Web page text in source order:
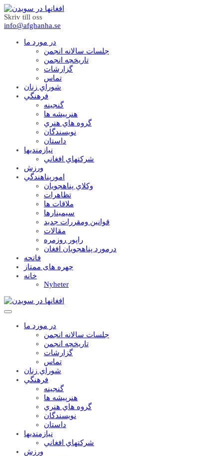
Skriv till oss
info@afghanha.se
در مورد ما
جلسات سالانه انجمن
تاریخچه انجمن
گزارشات
تماس
شوراي زنان
فرهنگي
گنجينه
هنرپيشه ها
گروه هاي هنري
نويسندگان
داستان
نيازمنديها
شرکتهاي افغاني
ورزش
امورپناهندگي
وکلاي پناهجويان
تظاهرات
ملاقات ها
سيمينارها
قوانين ومقررات جديد
مقالات
راپور روزمره
درمورد پناهجويان افغان
فاتحه
چهره های ممتاز
خانه
Nyheter
در مورد ما
جلسات سالانه انجمن
تاریخچه انجمن
گزارشات
تماس
شوراي زنان
فرهنگي
گنجينه
هنرپيشه ها
گروه هاي هنري
نويسندگان
داستان
نيازمنديها
شرکتهاي افغاني
ورزش